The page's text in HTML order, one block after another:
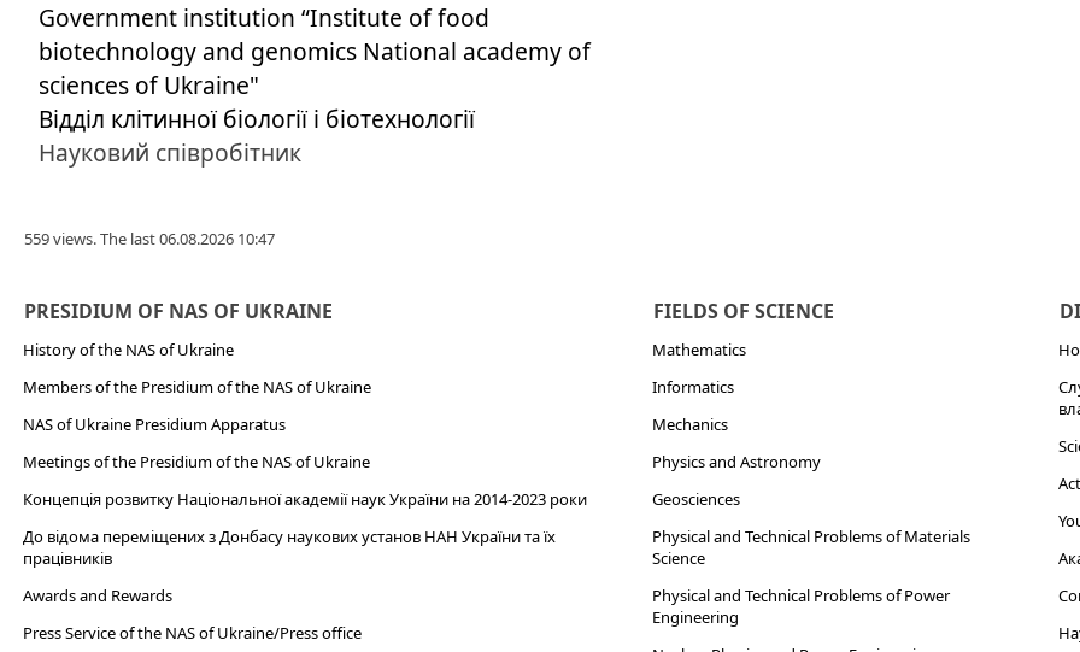
Government institution “Institute of food
biotechnology and genomics National academy of
sciences of Ukraine"
Відділ клітинної біології і біотехнології
Науковий співробітник
559 views. The last 06.08.2026 10:47
PRESIDIUM OF NAS OF UKRAINE
History of the NAS of Ukraine
Members of the Presidium of the NAS of Ukraine
NAS of Ukraine Presidium Apparatus​
Meetings of the Presidium of the NAS of Ukraine
Концепція розвитку Національної академії наук України на 2014-2023 роки
До відома переміщених з Донбасу наукових установ НАН України та їх
працівників
Awards and Rewards
Press Service of the NAS of Ukraine/Press office
FIELDS OF SCIENCE
Mathematics
Informatics
Mechanics
Physics and Astronomy
Geosciences
Physical and Technical Problems of Materials
Science
Physical and Technical Problems of Power
Engineering